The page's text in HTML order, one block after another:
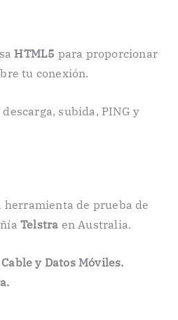
HTML5 para proporcionar
tu conexión.
subida, PING y
herramienta de prueba de
Telstra en Australia.
y Datos Móviles.